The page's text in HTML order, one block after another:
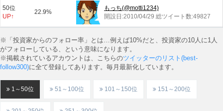
50位
UP↑
22.9%
もっち(@motti1234)
開設日:2010/04/29 総ツイート数:49827
※「投資家からのフォロー率」とは…例えば10%だと、投資家の10人に1人
がフォローしている、という意味になります。
※掲載されているアカウントは、こちらのツイッターのリスト(best-
follow300)に全て登録してあります。毎月最新化しています。
1～50位 51～100位 101～150位 151～200位